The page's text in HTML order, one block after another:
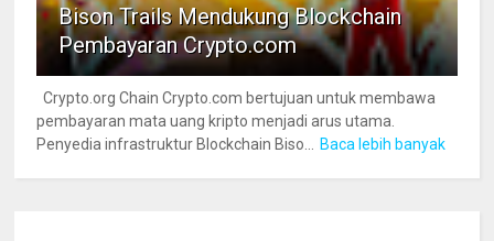
Bison Trails Mendukung Blockchain
Pembayaran Crypto.com
Crypto.org Chain Crypto.com bertujuan untuk membawa
pembayaran mata uang kripto menjadi arus utama.
Penyedia infrastruktur Blockchain Biso...
Baca lebih banyak